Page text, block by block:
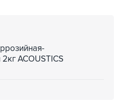
ACOUSTICS